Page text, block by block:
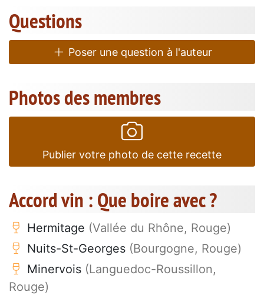
Questions
Poser une question à l'auteur
Photos des membres
Publier votre photo de cette recette
Accord vin : Que boire avec ?
Hermitage (Vallée du Rhône, Rouge)
Nuits-St-Georges (Bourgogne, Rouge)
Minervois (Languedoc-Roussillon,
Rouge)